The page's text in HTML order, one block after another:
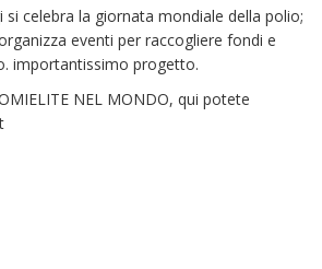
celebra la giornata mondiale della polio;
eventi per raccogliere fondi e
importantissimo progetto.
NEL MONDO, qui potete